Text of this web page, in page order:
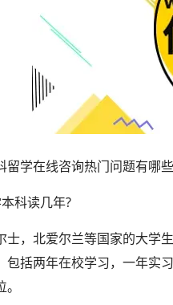
留学在线咨询热门问题有哪
科读几年?
士，北爱尔兰等国家的大学
包括两年在校学习，一年实